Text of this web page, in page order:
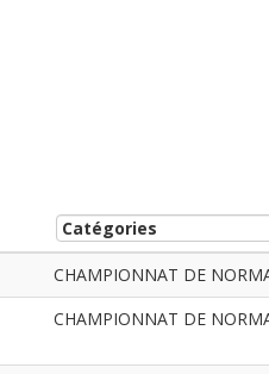
CHAMPIONNAT DE
CHAMPIONNAT DE